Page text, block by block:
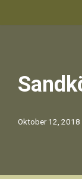
Oktober 12, 2018